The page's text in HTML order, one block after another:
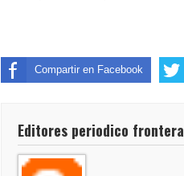
Compartir en Facebook
Editores periodico frontera